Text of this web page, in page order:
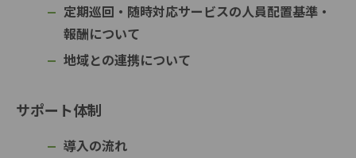
定期巡回・随時対応サービスの人員配置基準・
報酬について
地域との連携について
サポート体制
導入の流れ